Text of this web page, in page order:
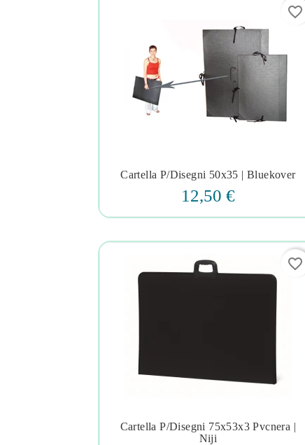

Cartella P/disegni 50x35 | Bluekover
12,50 €
favorite_border

Cartella P/disegni 75x53x3 Pvcnera |
Niji
favorite_border